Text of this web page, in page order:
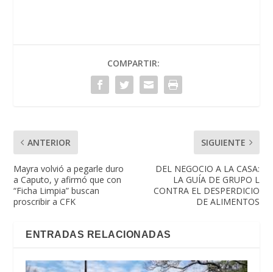
COMPARTIR:
ANTERIOR
Mayra volvió a pegarle duro
a Caputo, y afirmó que con
“Ficha Limpia” buscan
proscribir a CFK
SIGUIENTE
DEL NEGOCIO A LA CASA:
LA GUÍA DE GRUPO L
CONTRA EL DESPERDICIO
DE ALIMENTOS
ENTRADAS RELACIONADAS